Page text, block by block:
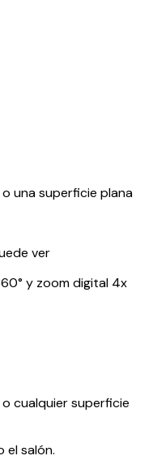
una superficie plana
ver
y zoom digital 4x
cualquier superficie
el salón.